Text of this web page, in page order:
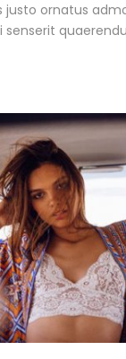
justo ornatus